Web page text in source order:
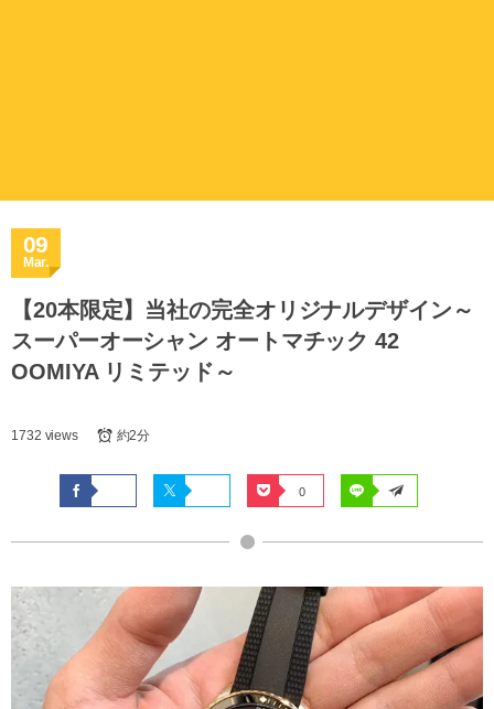
09
Mar.
【20本限定】当社の完全オリジナルデザイン～
スーパーオーシャン オートマチック 42
OOMIYA リミテッド～
1732 views 約2分
0